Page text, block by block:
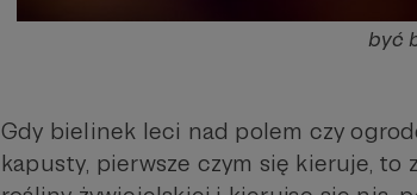
być
Gdy bielinek leci nad polem czy
kapusty, pierwsze czym się kieruje, to